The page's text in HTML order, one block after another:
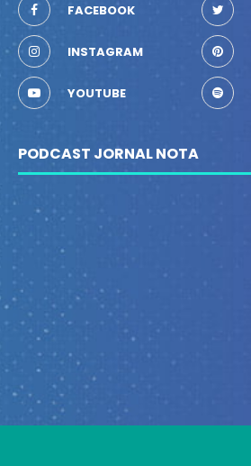
FACEBOOK
INSTAGRAM
YOUTUBE
PODCAST JORNAL NOTA